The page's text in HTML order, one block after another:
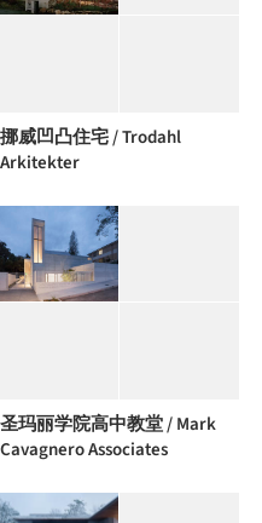
挪威凹凸住宅 / Trodahl
Arkitekter
圣玛丽学院高中教堂 / Mark
Cavagnero Associates